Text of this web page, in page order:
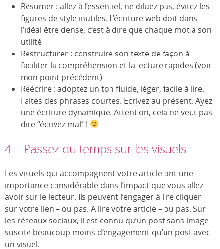
Résumer : allez à l’essentiel, ne diluez pas, évitez les
figures de style inutiles. L’écriture web doit dans
l’idéal être dense, c’est à dire que chaque mot a son
utilité
Restructurer : construire son texte de façon à
faciliter la compréhension et la lecture rapides (voir
mon point précédent)
Réécrire : adoptez un ton fluide, léger, facile à lire.
Faites des phrases courtes. Ecrivez au présent. Ayez
une écriture dynamique. Attention, cela ne veut pas
dire “écrivez mal” !
4 – Passez du temps sur les visuels
Les visuels qui accompagnent votre article ont une
importance considérable dans l’impact que vous allez
avoir sur le lecteur. Ils peuvent l’engager à lire cliquer
sur votre lien – ou pas. A lire votre article – ou pas. Sur
les réseaux sociaux, il est connu qu’un post sans image
suscite beaucoup moins d’engagement qu’un post avec
un visuel.